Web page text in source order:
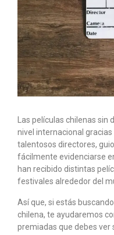
Las películas chilenas sin
nivel internacional
talentosos directores,
fácilmente evidenciarse
han recibido distintas
festivales alrededor del
Así que, si estás
chilena, te ayudaremos
premiadas que debes ver